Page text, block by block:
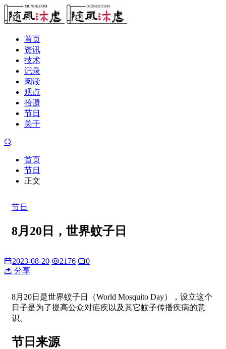
首页
资讯
技术
记录
阅读
观点
拾遗
节日
关于
首页
节日
正文
节日
8月20日，世界蚊子日
2023-08-20 2176
0
分享
8月20日是世界蚊子日（World Mosquito Day），设立这个
日子是为了提高公众对疟疾以及其它蚊子传播疾病的意
识。
节日来源